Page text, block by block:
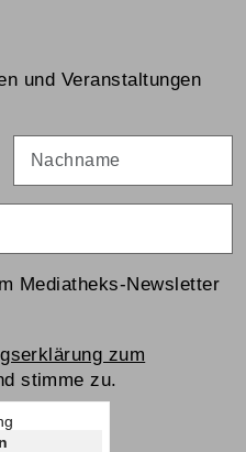
und Veranstaltungen
Mediatheks-Newsletter
zum
stimme zu.